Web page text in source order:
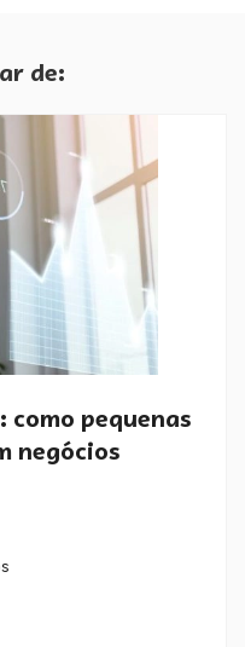
de:
pequenas
negócios